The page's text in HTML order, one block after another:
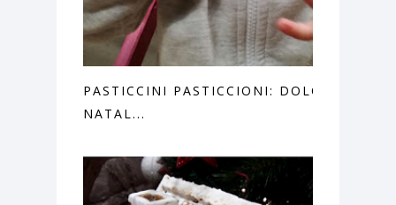
PASTICCINI PASTICCIONI: DOLCI
NATAL...